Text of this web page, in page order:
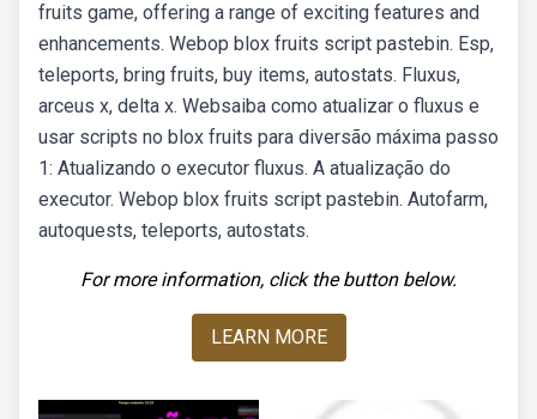
fruits game, offering a range of exciting features and
enhancements. Webop blox fruits script pastebin. Esp,
teleports, bring fruits, buy items, autostats. Fluxus,
arceus x, delta x. Websaiba como atualizar o fluxus e
usar scripts no blox fruits para diversão máxima passo
1: Atualizando o executor fluxus. A atualização do
executor. Webop blox fruits script pastebin. Autofarm,
autoquests, teleports, autostats.
For more information, click the button below.
LEARN MORE